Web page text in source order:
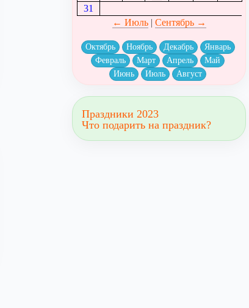
31
← Июль| Сентябрь →
Октябрь Ноябрь Декабрь
Январь
Февраль
Март Апрель
Май
Июнь
Июль Август
Праздники 2023
Что подарить на праздник?